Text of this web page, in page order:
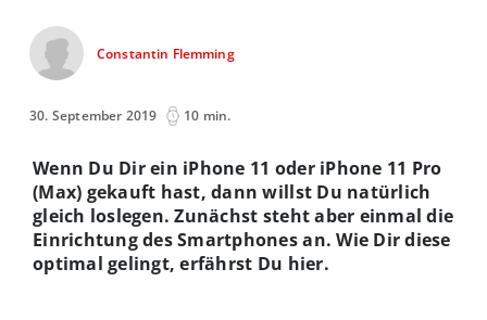
Constantin Flemming
30. September 2019 10 min.
Wenn Du Dir ein iPhone 11 oder iPhone 11 Pro
(Max) gekauft hast, dann willst Du natürlich
gleich loslegen. Zunächst steht aber einmal die
Einrichtung des Smartphones an. Wie Dir diese
optimal gelingt, erfährst Du hier.